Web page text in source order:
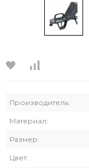
Производитель:
Материал:
Размер:
Цвет: